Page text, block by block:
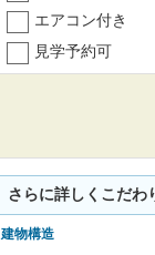
エアコン付き
見学予約可
さらに詳しくこだわ
建物構造